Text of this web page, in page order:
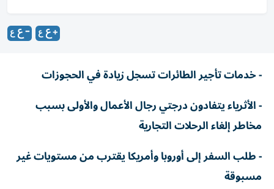
- خدمات تأجير الطائرات تسجل زيادة في الحجوزات
- الأثرياء يتفادون درجتي رجال الأعمال والأولى بسبب
مخاطر إلغاء الرحلات التجارية
- طلب السفر إلى أوروبا وأمريكا يقترب من مستويات غير
مسبوقة